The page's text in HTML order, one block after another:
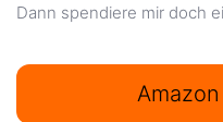
Dann spendiere mir doch